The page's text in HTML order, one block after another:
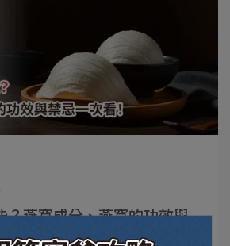
？燕窩成分、燕窩的功效與